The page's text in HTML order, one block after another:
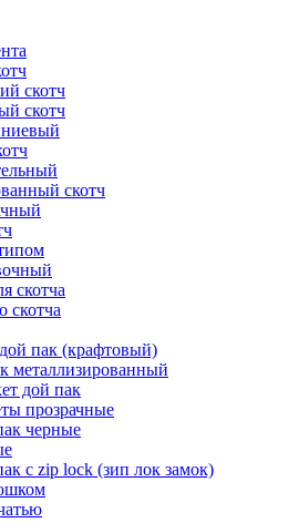
скотч
скотч
скотч
скотча
скотча
пак (крафтовый)
металлизированный
дой пак
прозрачные
черные
с zip lock (зип лок замок)